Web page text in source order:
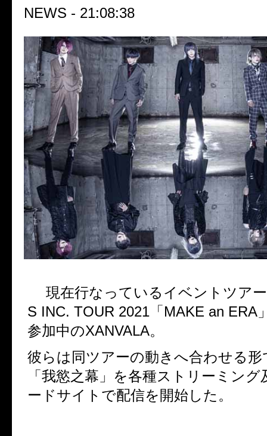
NEWS - 21:08:38
現在行なっているイベントツア
S INC. TOUR 2021 「 MAKE an ERA
参加中のXANVALA。
彼らは同ツアーの動きへ合わせる形
「我慾之幕」を各種ストリーミン
ードサイトで配信を開始した。